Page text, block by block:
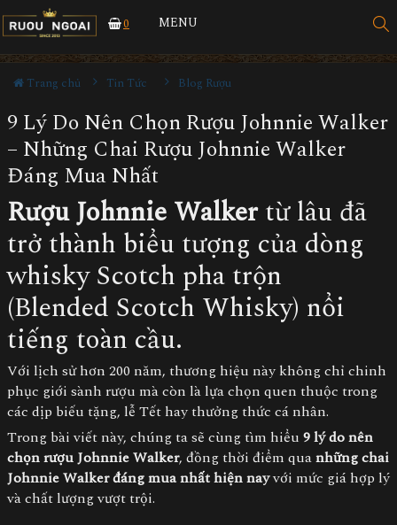
0 MENU
Trang chủ Tin Tức Blog Rượu
9 Lý Do Nên Chọn Rượu Johnnie Walker
– Những Chai Rượu Johnnie Walker
Đáng Mua Nhất
Rượu Johnnie Walkertừ lâu đã
trở thành biểu tượng của dòng
whisky Scotch pha trộn
(Blended Scotch Whisky) nổi
tiếng toàn cầu.
Với lịch sử hơn 200 năm, thương hiệu này không chỉ chinh
phục giới sành rượu mà còn là lựa chọn quen thuộc trong
các dịp biếu tặng, lễ Tết hay thưởng thức cá nhân.
Trong bài viết này, chúng ta sẽ cùng tìm hiểu 9 lý do nên
chọn rượu Johnnie Walker, đồng thời điểm quanhững chai
Johnnie Walker đáng mua nhất hiện nayvới mức giá hợp lý
và chất lượng vượt trội.